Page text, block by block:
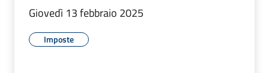
Giovedì 13 febbraio 2025
Imposte